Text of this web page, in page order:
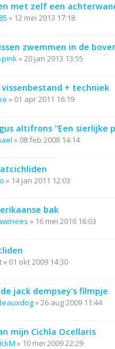
met zelf een
» 12 mei 2013 17:18
zwemmen in de
pink»20 jan 2013 13:55
vissenbestand + techniek
» 01 apr 2011 16:19
altifrons ''Een sierlijke
» 08 feb 2008 14:14
» 14 jan 2011 12:03
bak
» 16 mei 2010 16:03
» 01 okt 2009 14:30
jack dempsey's filmpje
»26 aug 2009 11:44
mijn Cichla Ocellaris
» 10 mei 2009 22:29